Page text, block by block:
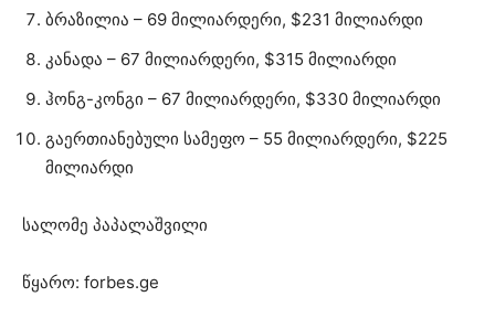
ბრაზილია – 69 მილიარდერი, $231 მილიარდი
კანადა – 67 მილიარდერი, $315 მილიარდი
ჰონგ-კონგი – 67 მილიარდერი, $330 მილიარდი
გაერთიანებული სამეფო – 55 მილიარდერი, $225
მილიარდი
სალომე პაპალაშვილი
წყარო: forbes.ge